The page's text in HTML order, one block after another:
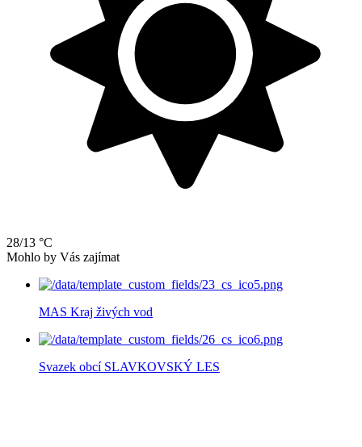
28/13 °C
Mohlo by Vás zajímat
MAS Kraj živých vod
Svazek obcí SLAVKOVSKÝ LES